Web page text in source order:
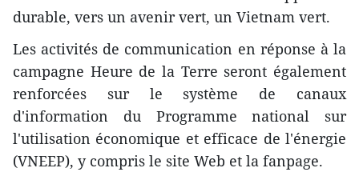
durable, vers un avenir vert, un Vietnam vert.
Les activités de communication en réponse à la
campagne Heure de la Terre seront également
renforcées sur le système de canaux
d'information du Programme national sur
l'utilisation économique et efficace de l'énergie
(VNEEP), y compris le site Web et la fanpage.